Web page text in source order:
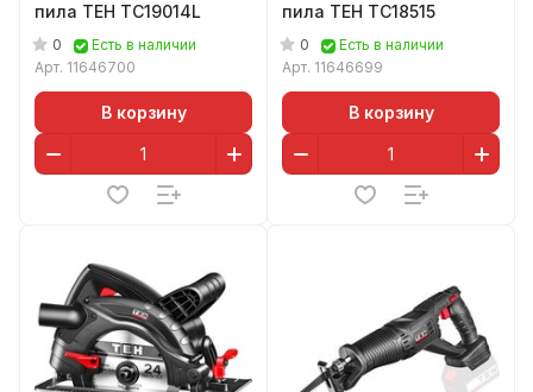
пила TEH TC19014L
0
Есть в наличии
Арт. 11646700
В корзину
пила TEH TC18515
0
Есть в наличии
Арт. 11646699
В корзину